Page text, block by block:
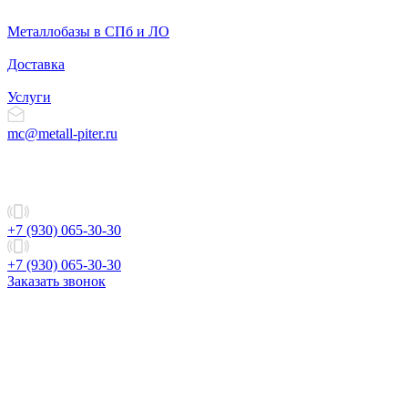
Металлобазы в СПб и ЛО
Доставка
Услуги
mc@metall-piter.ru
+7 (930) 065-30-30
+7 (930) 065-30-30
Заказать звонок